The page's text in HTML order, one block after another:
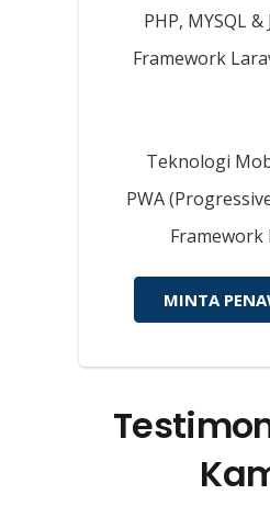
PHP, MYSQL
Framework
Teknologi
PWA
Framework
MINTA